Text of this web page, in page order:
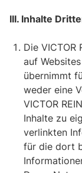
III. Inhalte
Die VICTOR
auf
übernimmt
weder eine
VICTOR
Inhalte zu
verlinkten
für die dort